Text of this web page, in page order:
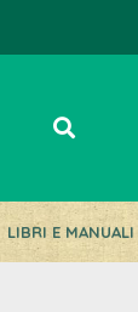
LIBRI E MANUALI